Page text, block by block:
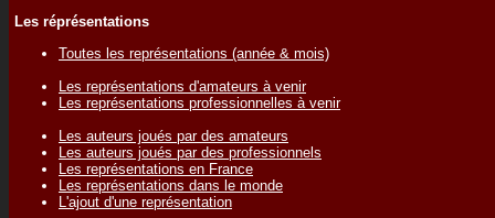
Les réprésentations
Toutes les représentations (année & mois)
Les représentations d'amateurs à venir
Les représentations professionnelles à venir
Les auteurs joués par des amateurs
Les auteurs joués par des professionnels
Les représentations en France
Les représentations dans le monde
L'ajout d'une représentation